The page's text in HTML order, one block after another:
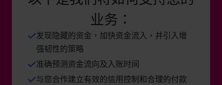
业务：
发现隐藏的资金，加快资金流入，并引入增
强韧性的策略
准确预测资金流向及入账时间
与您合作建立有效的信用控制和合理的付款